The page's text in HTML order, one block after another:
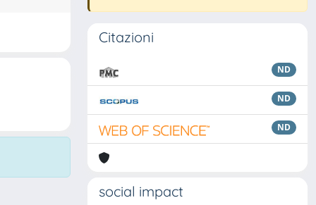
Citazioni
ND
ND
ND
social impact